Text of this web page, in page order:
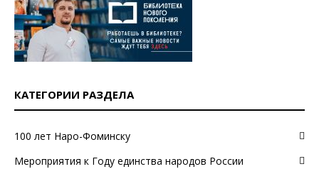
КАТЕГОРИИ РАЗДЕЛА
100 лет Наро-Фоминску
Мероприятия к Году единства народов России